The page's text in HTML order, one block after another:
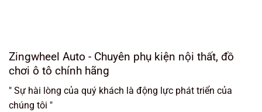
Zingwheel Auto - Chuyên phụ kiện nội thất, đồ
chơi ô tô chính hãng
" Sự hài lòng của quý khách là động lực phát triển của
chúng tôi "